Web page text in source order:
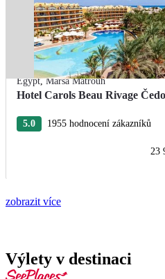
Egypt,Marsa Matrouh
Hotel Carols Beau Rivage
5.0 1955 hodnocení zákazníků
23
zobrazit více
Výlety v destinaci